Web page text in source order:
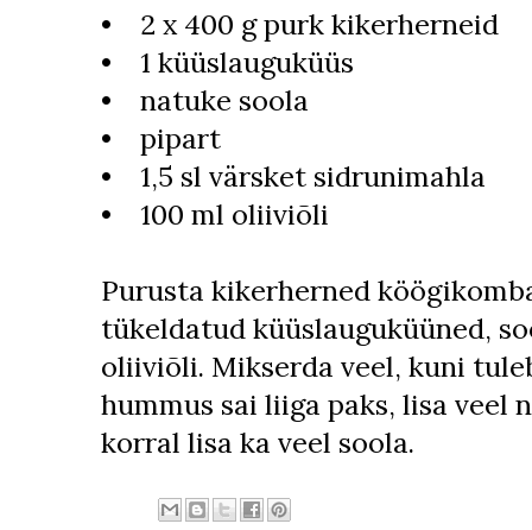
• 2 x 400 g purk kikerherneid
• 1 küüslauguküüs
• natuke soola
• pipart
• 1,5 sl värsket sidrunimahla
• 100 ml oliiviõli
Purusta kikerherned
tükeldatud küüslauguküüned,
oliiviõli. Mikserda veel, kuni
hummus sai liiga paks, lisa veel
korral lisa ka veel soola.